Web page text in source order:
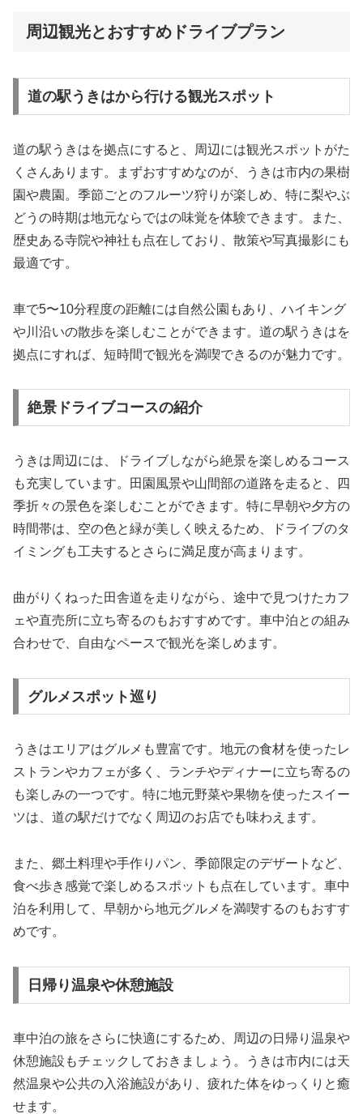
周辺観光とおすすめドライブプラン
道の駅うきはから行ける観光スポット
道の駅うきはを拠点にすると、周辺には観光スポットがた
くさんあります。まずおすすめなのが、うきは市内の果樹
園や農園。季節ごとのフルーツ狩りが楽しめ、特に梨やぶ
どうの時期は地元ならではの味覚を体験できます。また、
歴史ある寺院や神社も点在しており、散策や写真撮影にも
最適です。
車で5〜10分程度の距離には自然公園もあり、ハイキング
や川沿いの散歩を楽しむことができます。道の駅うきはを
拠点にすれば、短時間で観光を満喫できるのが魅力です。
絶景ドライブコースの紹介
うきは周辺には、ドライブしながら絶景を楽しめるコース
も充実しています。田園風景や山間部の道路を走ると、四
季折々の景色を楽しむことができます。特に早朝や夕方の
時間帯は、空の色と緑が美しく映えるため、ドライブのタ
イミングも工夫するとさらに満足度が高まります。
曲がりくねった田舎道を走りながら、途中で見つけたカフ
ェや直売所に立ち寄るのもおすすめです。車中泊との組み
合わせで、自由なペースで観光を楽しめます。
グルメスポット巡り
うきはエリアはグルメも豊富です。地元の食材を使ったレ
ストランやカフェが多く、ランチやディナーに立ち寄るの
も楽しみの一つです。特に地元野菜や果物を使ったスイー
ツは、道の駅だけでなく周辺のお店でも味わえます。
また、郷土料理や手作りパン、季節限定のデザートなど、
食べ歩き感覚で楽しめるスポットも点在しています。車中
泊を利用して、早朝から地元グルメを満喫するのもおすす
めです。
日帰り温泉や休憩施設
車中泊の旅をさらに快適にするため、周辺の日帰り温泉や
休憩施設もチェックしておきましょう。うきは市内には天
然温泉や公共の入浴施設があり、疲れた体をゆっくりと癒
せます。